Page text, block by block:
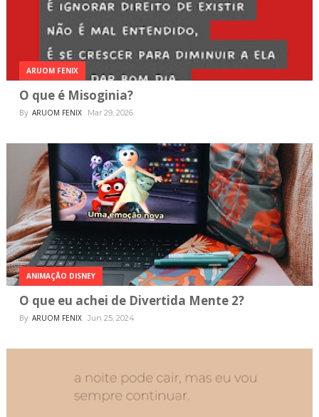
ARUOM FENIX
O que é Misoginia?
By ARUOM FENIX Mar 29, 2026
ANIMAÇÃO DISNEY
O que eu achei de Divertida Mente 2?
By ARUOM FENIX Jun 25, 2024